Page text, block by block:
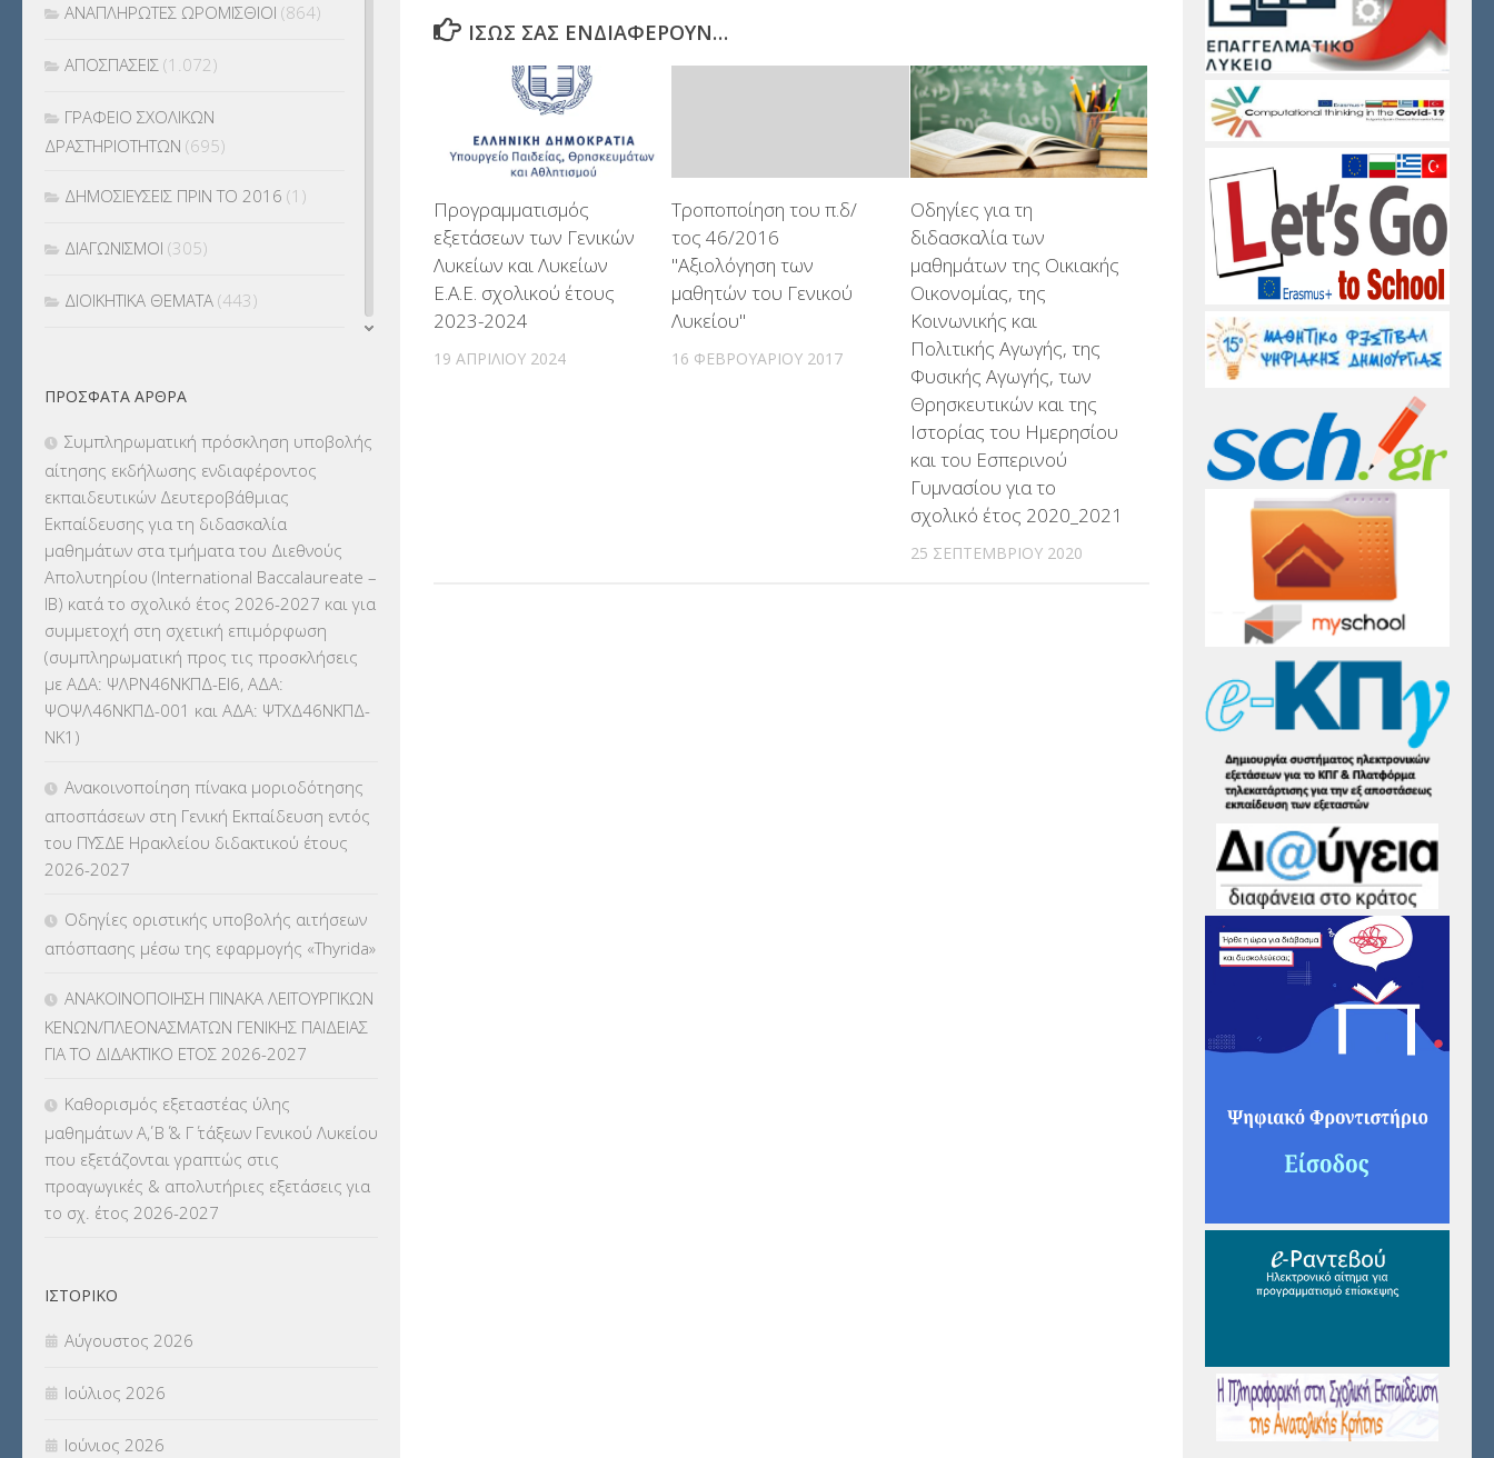
ΊΣΩΣ ΣΑΣ ΕΝΔΙΑΦΈΡΟΥΝ…
Προγραμματισμός
εξετάσεων των Γενικών
Λυκείων και Λυκείων
Ε.Α.Ε. σχολικού έτους
2023-2024
19 ΑΠΡΙΛΊΟΥ 2024
Τροποποίηση του π.δ/
τος 46/2016
"Αξιολόγηση των
μαθητών του Γενικού
Λυκείου"
16 ΦΕΒΡΟΥΑΡΊΟΥ 2017
Οδηγίες για τη
διδασκαλία των
μαθημάτων της Οικιακής
Οικονομίας, της
Κοινωνικής και
Πολιτικής Αγωγής, της
Φυσικής Αγωγής, των
Θρησκευτικών και της
Ιστορίας του Ημερησίου
και του Εσπερινού
Γυμνασίου για το
σχολικό έτος 2020_2021
25 ΣΕΠΤΕΜΒΡΊΟΥ 2020
ΑΝΑΠΛΗΡΩΤΕΣ ΩΡΟΜΙΣΘΙΟΙ (864)
ΑΠΟΣΠΑΣΕΙΣ (1.072)
ΓΡΑΦΕΙΟ ΣΧΟΛΙΚΩΝ
ΔΡΑΣΤΗΡΙΟΤΗΤΩΝ (695)
ΔΗΜΟΣΙΕΥΣΕΙΣ ΠΡΙΝ ΤΟ 2016 (1)
ΔΙΑΓΩΝΙΣΜΟΙ (305)
ΔΙΟΙΚΗΤΙΚΑ ΘΕΜΑΤΑ (443)
ΕΚΔΡΟΜΕΣ(7.354)
ΕΚΠΑΙΔΕΥΤΙΚΑ ΘΕΜΑΤΑ (2.824)
ΕΠΑΛ(366)
ΕΠΙΜΟΡΦΩΣΗ Τ.Π.Ε.(10)
ΕΥΡΩΠΑΪΚΑ ΠΡΟΓΡΑΜΜΑΤΑ(230)
ΚΕΣΥ(60)
ΚΕΣΥΠ(109)
ΓΛΩΣΣΟΜΑΘΕΙΑΣ(135)
ΚΠπ- ΚΡΑΤΙΚΟ ΠΙΣΤΟΠΟΙΗΤΙΚΟ
ΠΛΗΡΟΦΟΡΙΚΗΣ
ΛΟΙΠΑ(309)
ΜΕΤΑΘΕΣΕΙΣ-ΤΟΠΟΘΕΤΗΣΕΙΣ
ΒΕΛΤΙΩΣΕΙΣ(319)
ΜΕΤΑΤΑΞΕΙΣ(87)
ΜΕΤΑΦΟΡΑ ΜΑΘΗΤΩΝ(3)
ΝΟΜΟΘΕΣΙΑ(66)
ΠΡΌΣΦΑΤΑ ΆΡΘΡΑ
Συμπληρωματική πρόσκληση υποβολής
αίτησης εκδήλωσης ενδιαφέροντος
εκπαιδευτικών Δευτεροβάθμιας
Εκπαίδευσης για τη διδασκαλία
μαθημάτων στα τμήματα του Διεθνούς
Απολυτηρίου (International Baccalaureate –
IB) κατά το σχολικό έτος 2026-2027 και για
συμμετοχή στη σχετική επιμόρφωση
(συμπληρωματική προς τις προσκλήσεις
με ΑΔΑ: ΨΛΡΝ46ΝΚΠΔ-ΕΙ6, ΑΔΑ:
ΨΟΨΛ46ΝΚΠΔ-001 και ΑΔΑ: ΨΤΧΔ46ΝΚΠΔ-
ΝΚ1)
Ανακοινοποίηση πίνακα μοριοδότησης
αποσπάσεων στη Γενική Εκπαίδευση εντός
του ΠΥΣΔΕ Ηρακλείου διδακτικού έτους
2026-2027
Οδηγίες οριστικής υποβολής αιτήσεων
απόσπασης μέσω της εφαρμογής «Thyrida»
ΑΝΑΚΟΙΝΟΠΟΙΗΣΗ ΠΙΝΑΚΑ ΛΕΙΤΟΥΡΓΙΚΩΝ
ΚΕΝΩΝ/ΠΛΕΟΝΑΣΜΑΤΩΝ ΓΕΝΙΚΗΣ ΠΑΙΔΕΙΑΣ
ΓΙΑ ΤΟ ΔΙΔΑΚΤΙΚΟ ΕΤΟΣ 2026-2027
Καθορισμός εξεταστέας ύλης
μαθημάτων Α΄, Β΄ & Γ΄ τάξεων Γενικού Λυκείου
που εξετάζονται γραπτώς στις
προαγωγικές & απολυτήριες εξετάσεις για
το σχ. έτος 2026-2027
ΙΣΤΟΡΙΚΌ
Αύγουστος 2026
Ιούλιος 2026
Ιούνιος 2026